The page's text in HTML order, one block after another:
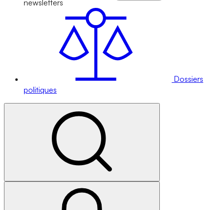
newsletters
Dossiers
politiques